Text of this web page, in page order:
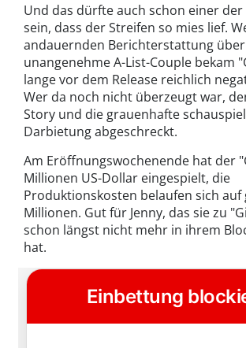
Und das dürfte auch schon einer
sein, dass der Streifen so mies lief.
andauernden Berichterstattung
unangenehme A-List-Couple bekam
lange vor dem Release reichlich
Wer da noch nicht überzeugt war,
Story und die grauenhafte
Darbietung abgeschreckt.
Am Eröffnungswochenende hat der
Millionen US-Dollar eingespielt, die
Produktionskosten belaufen sich auf
Millionen. Gut für Jenny, das sie zu
schon längst nicht mehr in ihrem
hat.